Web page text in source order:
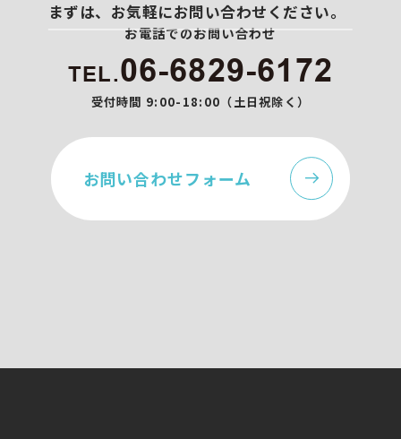
まずは、お気軽にお問い合わせください。
お電話でのお問い合わせ
TEL.06-6829-6172
受付時間 9:00-18:00（土日祝除く）
お問い合わせフォーム